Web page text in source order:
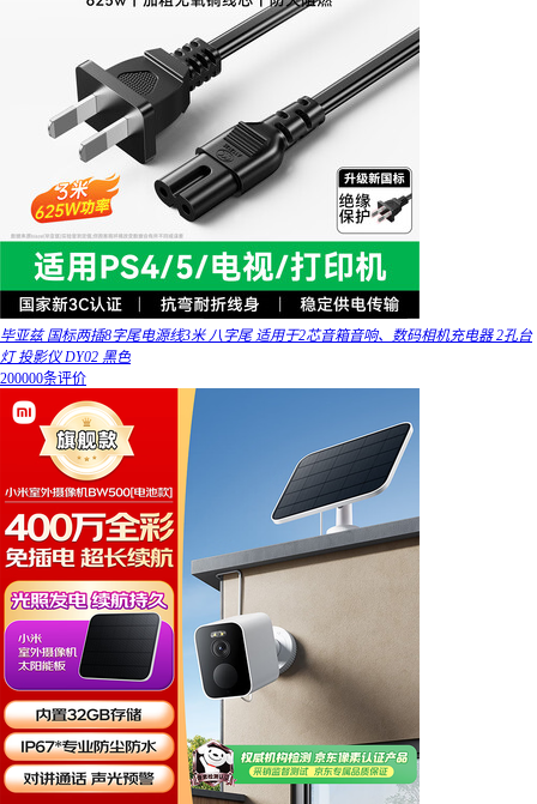
毕亚兹 国标两插8字尾电源线3米 八字尾 适用于2芯音箱音响、数码相机充电器 2孔台
灯 投影仪 DY02 黑色
200000条评价